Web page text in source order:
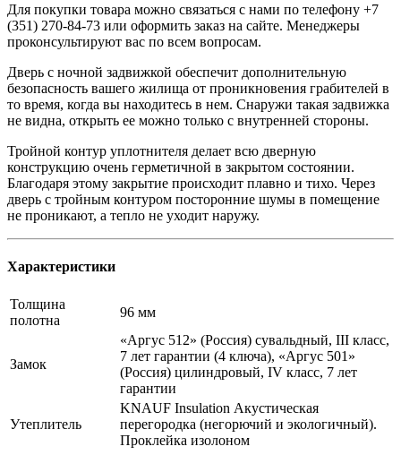
Для покупки товара можно связаться с нами по телефону +7
(351) 270-84-73 или оформить заказ на сайте. Менеджеры
проконсультируют вас по всем вопросам.
Дверь с ночной задвижкой обеспечит дополнительную
безопасность вашего жилища от проникновения грабителей в
то время, когда вы находитесь в нем. Снаружи такая задвижка
не видна, открыть ее можно только с внутренней стороны.
Тройной контур уплотнителя делает всю дверную
конструкцию очень герметичной в закрытом состоянии.
Благодаря этому закрытие происходит плавно и тихо. Через
дверь с тройным контуром посторонние шумы в помещение
не проникают, а тепло не уходит наружу.
Характеристики
Толщина
полотна
96 мм
Замок
«Аргус 512» (Россия) сувальдный, III класс,
7 лет гарантии (4 ключа), «Аргус 501»
(Россия) цилиндровый, IV класс, 7 лет
гарантии
Утеплитель
KNAUF Insulation Акустическая
перегородка (негорючий и экологичный).
Проклейка изолоном